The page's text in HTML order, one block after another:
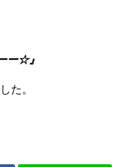
ー☆』
た。